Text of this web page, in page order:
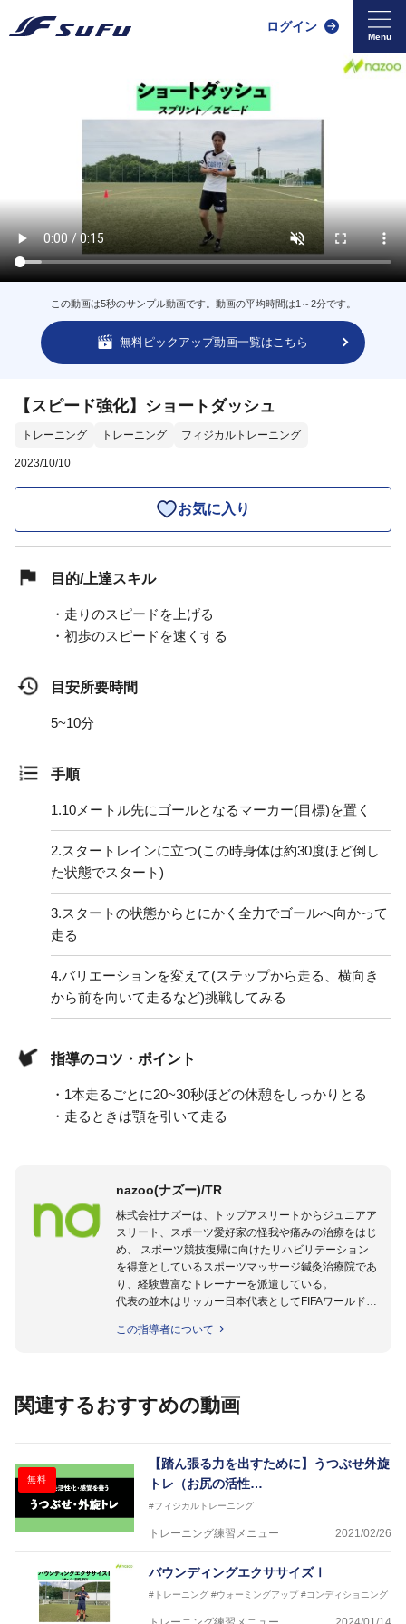
ログイン
この動画は5秒のサンプル動画です。動画の平均時間は1～2分です。
無料ピックアップ動画一覧はこちら
【スピード強化】ショートダッシュ
トレーニング トレーニング フィジカルトレーニング
2023/10/10
お気に入り
目的/上達スキル
・走りのスピードを上げる
・初歩のスピードを速くする
目安所要時間
5~10分
手順
1.10メートル先にゴールとなるマーカー(目標)を置く
2.スタートレインに立つ(この時身体は約30度ほど倒し
た状態でスタート)
3.スタートの状態からとにかく全力でゴールへ向かって
走る
4.バリエーションを変えて(ステップから走る、横向き
から前を向いて走るなど)挑戦してみる
指導のコツ・ポイント
・1本走るごとに20~30秒ほどの休憩をしっかりとる
・走るときは顎を引いて走る
nazoo(ナズー)/TR
株式会社ナズーは、トップアスリートからジュニアア
スリート、スポーツ愛好家の怪我や痛みの治療をはじ
め、 スポーツ競技復帰に向けたリハビリテーション
を得意としているスポーツマッサージ鍼灸治療院であ
り、経験豊富なトレーナーを派遣している。
代表の並木はサッカー日本代表としてFIFAワールドカ
のほかU-23日本代表のアスレティックトレーナーと
世代のサッカーを中心に、WJBL、社会人ラグビー、
を派遣している。
さらには講演会やセミナー、専門学校などの教育機関
に講師を派遣するなど後進育成にも力を入れている。
「一人一人の健康な人生をサポートする」を企業理念
として掲げ、世の中の人々の『健康』をあらゆる方向
からサポートし、一人一人の「楽しく、豊かに、生き
ている。
この指導者について
関連するおすすめの動画
無料
【踏ん張る力を出すために】うつぶせ外旋
トレ（お尻の活性…
#フィジカルトレーニング
トレーニング練習メニュー 2021/02/26
バウンディングエクササイズⅠ
#トレーニング #ウォーミングアップ #コンディショニング